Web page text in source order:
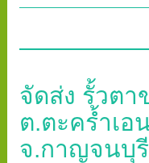
จัดส่ง รั้วตา
ต.ตะคร้ำเอ
จ.กาญจนบุรี